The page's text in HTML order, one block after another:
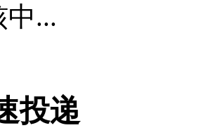
...
投递